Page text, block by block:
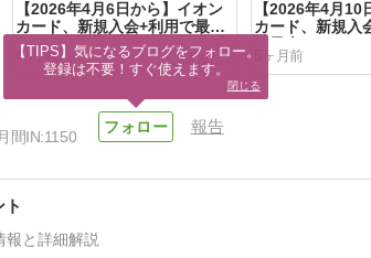
【2026年4月6日から】イオン
カード、新規入会+利用で最大
5,000WAON POINTもらえる入
会キャンペーンが常時開催され
ています
4ヶ月前
【2026年4月10
カード、新規入
で最大
えて、さらに請
になる入会キャ
されています
5ヶ月前
間IN:1150
報告
報と詳細解説
【TIPS】気になるブログをフォロー。
登録は不要！すぐ使えます。
閉じる